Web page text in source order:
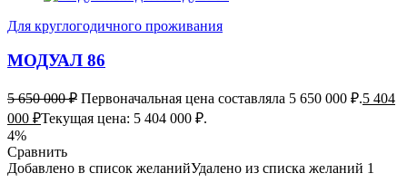
Для круглогодичного проживания
МОДУАЛ 86
5 650 000₽ Первоначальная цена составляла 5 650 000 ₽.5 404
000 ₽Текущая цена: 5 404 000 ₽.
4%
Сравнить
Добавлено в список желанийУдалено из списка желаний 1